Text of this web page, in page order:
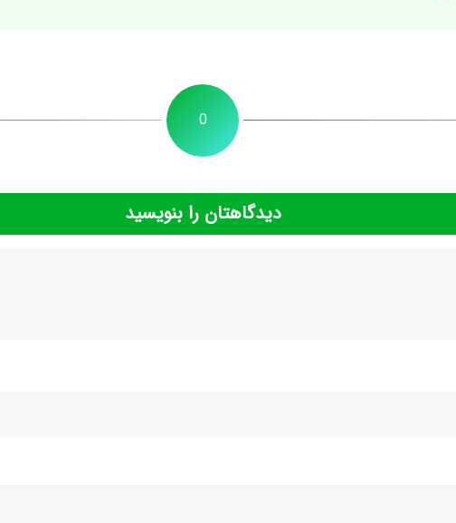
0
دیدگاهتان را بنویسید